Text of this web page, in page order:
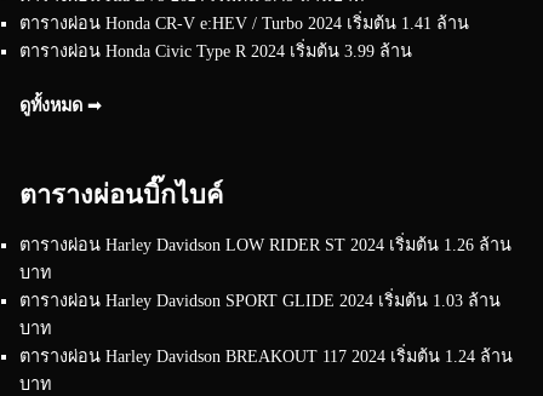
ตารางผ่อน Honda CR-V e:HEV / Turbo 2024 เริ่มต้น 1.41 ล้าน
ตารางผ่อน Honda Civic Type R 2024 เริ่มต้น 3.99 ล้าน
ดูทั้งหมด ➟
ตารางผ่อนบิ๊กไบค์
ตารางผ่อน Harley Davidson LOW RIDER ST 2024 เริ่มต้น 1.26 ล้าน
บาท
ตารางผ่อน Harley Davidson SPORT GLIDE 2024 เริ่มต้น 1.03 ล้าน
บาท
ตารางผ่อน Harley Davidson BREAKOUT 117 2024 เริ่มต้น 1.24 ล้าน
บาท